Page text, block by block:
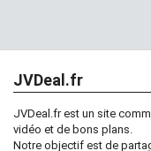
JVDeal.fr
JVDeal.fr est un site
vidéo et de bons plans.
Notre objectif est de